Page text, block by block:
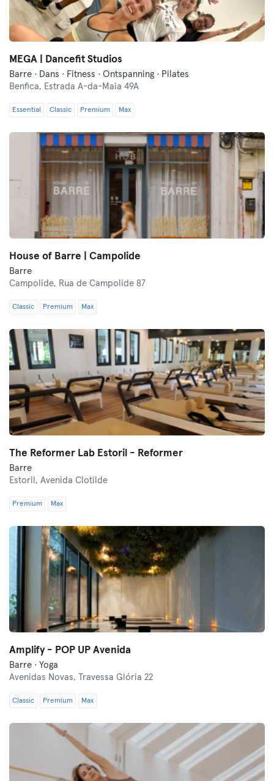
MEGA | Dancefit Studios
Barre · Dans · Fitness · Ontspanning · Pilates
Benfica, Estrada A-da-Maia 49A
Essential Classic Premium Max
House of Barre | Campolide
Barre
Campolide, Rua de Campolide 87
Classic Premium Max
The Reformer Lab Estoril - Reformer
Barre
Estoril, Avenida Clotilde
Premium Max
Amplify - POP UP Avenida
Barre · Yoga
Avenidas Novas, Travessa Glória 22
Classic Premium Max